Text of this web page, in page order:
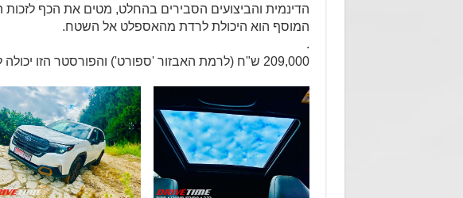
הדינמית והביצועים הסבירים בהחלט, מטים את הכף
המוסף הוא היכולת לרדת מהאספלט אל השטח.
.
209,000 ש"ח (לרמת האבזור 'ספורט') והפורסטר הזו יכולה להיות שלכם.